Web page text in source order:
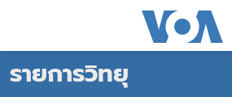
ต่อ
หน้าหลัก
รายการวิทยุ